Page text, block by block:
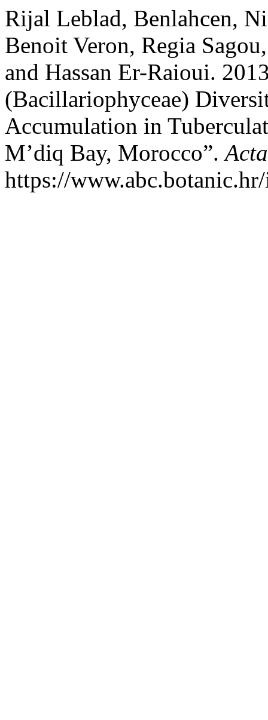
Rijal Leblad, Benlahcen,
Benoit Veron, Regia
and Hassan Er-Raioui.
(Bacillariophyceae)
Accumulation in
M’diq Bay, Morocco”.
https://